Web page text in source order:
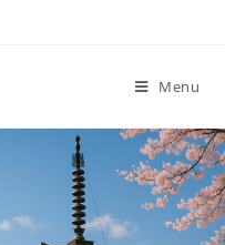
Menu